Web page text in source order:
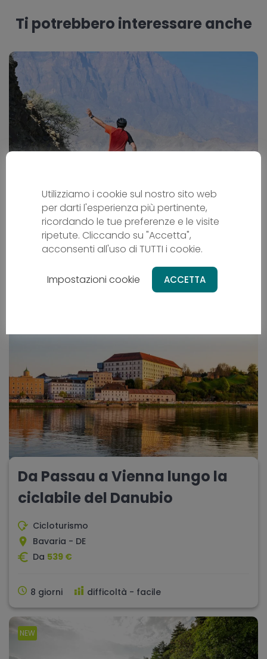
Ti potrebbero interessare anche
L´Oman in bicicletta
Cicloturismo
OM - Oman
Da Passau a Vienna lungo la
ciclabile del Danubio
Cicloturismo
Bavaria - DE
Da 539 €
8 giorni difficoltà - facile
NEW
Utilizziamo i cookie sul nostro sito web
per darti l'esperienza più pertinente,
ricordando le tue preferenze e le visite
ripetute. Cliccando su "Accetta",
acconsenti all'uso di TUTTI i cookie.
Impostazioni cookie ACCETTA